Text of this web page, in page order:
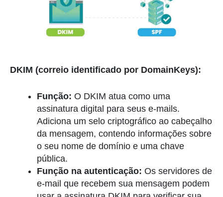
DKIM (correio identificado por DomainKeys):
Função: O DKIM atua como uma
assinatura digital para seus e-mails.
Adiciona um selo criptográfico ao cabeçalho
da mensagem, contendo informações sobre
o seu nome de domínio e uma chave
pública.
Função na autenticação: Os servidores de
e-mail que recebem sua mensagem podem